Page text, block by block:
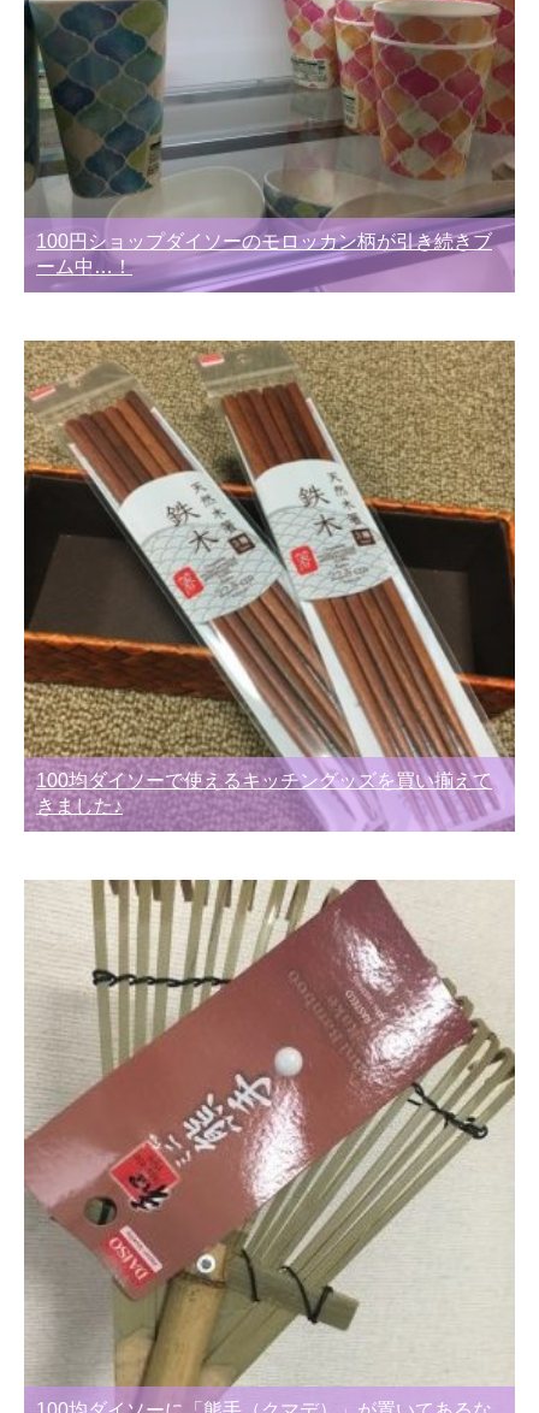
100円ショップダイソーのモロッカン柄が引き続きブ
ーム中…！
100均ダイソーで使えるキッチングッズを買い揃えて
きました♪